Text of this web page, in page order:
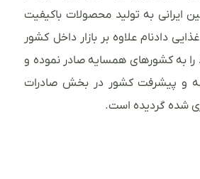
به تولید محصولات باکیفیت
دادنام علاوه بر بازار داخل کشور
به کشورهای همسایه صادر نموده و
و پیشرفت کشور در بخش صادرات
شده گردیده است.